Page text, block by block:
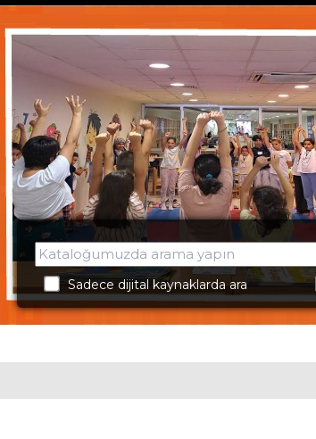
Sadece dijital kaynaklarda ara